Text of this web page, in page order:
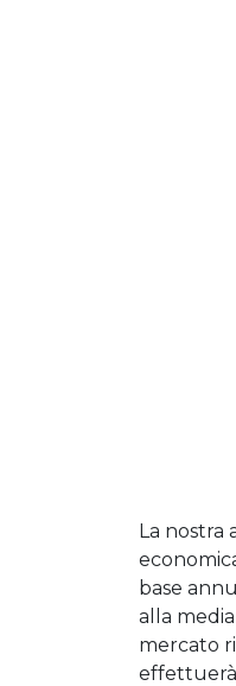
La nostra
base
alla
mercato
effettuerà